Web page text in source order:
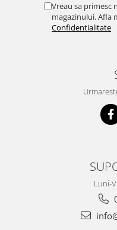
Vreau sa primesc
magazinului. Afla
Confidentialitate
Luni-